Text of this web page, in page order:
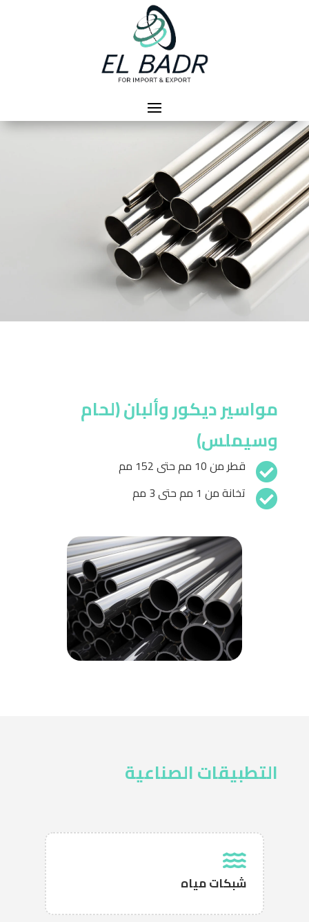
مواسير ديكور وألبان (لحام
وسيملس)
 قطر من 10 مم حتى 152 مم
 تخانة من 1 مم حتى 3 مم
التطبيقات الصناعية
شبكات مياه